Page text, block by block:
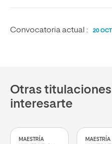
Convocatoria actual : 20
Otras
interesarte
MAESTRÍA
MAESTRÍA